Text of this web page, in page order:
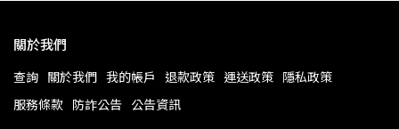
關於我們
查詢 關於我們 我的帳戶 退款政策 運送政策 隱私政策
服務條款 防詐公告 公告資訊